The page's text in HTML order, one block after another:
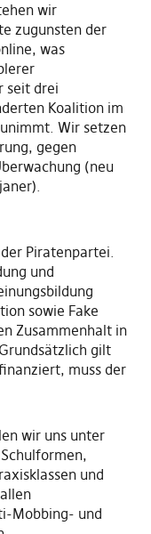
wir
zugunsten der
was
seit drei
Koalition im
Wir setzen
gegen
(neu
Piratenpartei.
und
sowie Fake
Zusammenhalt in
gilt
muss der
wir uns unter
und
Mobbing- und